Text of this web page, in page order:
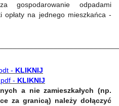
gospodarowanie odpadami
opłaty na jednego mieszkańca -
- KLIKNIJ
- KLIKNIJ
a nie zamieszkałych (np.
za granicą) należy dołączyć